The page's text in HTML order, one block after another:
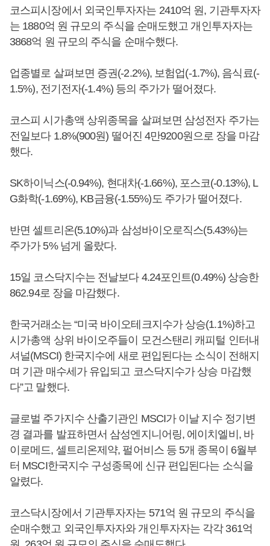
코스피시장에서 외국인투자자는 2410억 원, 기관투자자
는 1880억 원 규모의 주식을 순매도했고 개인투자자는
3868억 원 규모의 주식을 순매수했다.
업종별로 살펴보면 증권(-2.2%), 보험업(-1.7%), 음식료(-
1.5%), 전기전자(-1.4%) 등의 주가가 떨어졌다.
코스피 시가총액 상위종목을 살펴보면 삼성전자 주가는
전일보다 1.8%(900원) 떨어진 4만9200원으로 장을 마감
했다.
SK하이닉스(-0.94%), 현대차(-1.66%), 포스코(-0.13%), L
G화학(-1.69%), KB금융(-1.55%)도 주가가 떨어졌다.
반면 셀트리온(5.10%)과 삼성바이오로직스(5.43%)는
주가가 5% 넘게 올랐다.
15일 코스닥지수는 전날보다 4.24포인트(0.49%) 상승한
862.94로 장을 마감했다.
한국거래소는 “미국 바이오테크지수가 상승(1.1%)하고
시가총액 상위 바이오주들이 모건스탠리 캐피털 인터내
셔널(MSCI) 한국지수에 새로 편입된다는 소식이 전해지
며 기관 매수세가 유입되고 코스닥지수가 상승 마감했
다”고 말했다.
글로벌 주가지수 산출기관인 MSCI가 이날 지수 정기변
경 결과를 발표하면서 삼성엔지니어링, 에이치엘비, 바
이로메드, 셀트리온제약, 펄어비스 등 5개 종목이 6월부
터 MSCI한국지수 구성종목에 신규 편입된다는 소식을
알렸다.
코스닥시장에서 기관투자자는 571억 원 규모의 주식을
순매수했고 외국인투자자와 개인투자자는 각각 361억